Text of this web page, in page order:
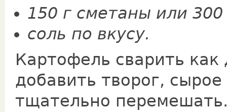
150 г сметаны или
соль по вкусу.
Картофель сварить
добавить творог,
тщательно